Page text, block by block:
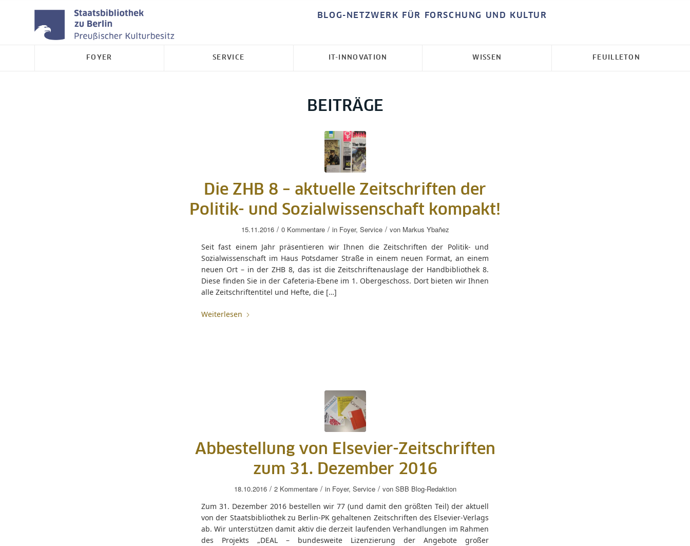
BLOG-NETZWERK FÜR FORSCHUNG UND KULTUR
FOYER SERVICE IT-INNOVATION WISSEN FEUILLETON
BEITRÄGE
Die ZHB 8 – aktuelle Zeitschriften der
Politik- und Sozialwissenschaft kompakt!
15.11.2016 / 0 Kommentare / in Foyer, Service / von Markus Ybañez
Seit fast einem Jahr präsentieren wir Ihnen die Zeitschriften der Politik- und
Sozialwissenschaft im Haus Potsdamer Straße in einem neuen Format, an einem
neuen Ort – in der ZHB 8, das ist die Zeitschriftenauslage der Handbibliothek 8.
Diese finden Sie in der Cafeteria-Ebene im 1. Obergeschoss. Dort bieten wir Ihnen
alle Zeitschriftentitel und Hefte, die […]
Weiterlesen
Abbestellung von Elsevier-Zeitschriften
zum 31. Dezember 2016
18.10.2016 / 2 Kommentare / in Foyer, Service / von SBB Blog-Redaktion
Zum 31. Dezember 2016 bestellen wir 77 (und damit den größten Teil) der aktuell
von der Staatsbibliothek zu Berlin-PK gehaltenen Zeitschriften des Elsevier-Verlags
ab. Wir unterstützen damit aktiv die derzeit laufenden Verhandlungen im Rahmen
des Projekts „DEAL – bundesweite Lizenzierung der Angebote großer